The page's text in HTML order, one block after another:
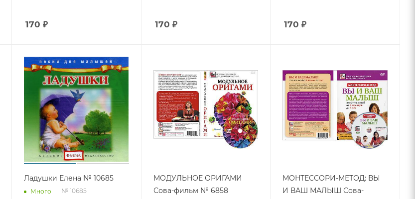
170 ₽ 170 ₽ 170 ₽
Ладушки Елена № 10685
Много № 10685
МОДУЛЬНОЕ ОРИГАМИ
Сова-фильм № 6858
МОНТЕССОРИ-МЕТОД: ВЫ
И ВАШ МАЛЫШ Сова-